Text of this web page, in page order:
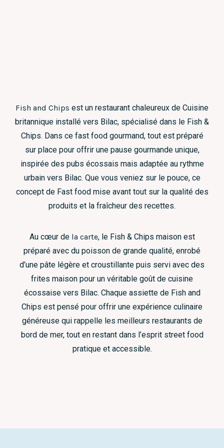
Fish and Chips est un restaurant chaleureux de Cuisine
britannique installé vers Bilac, spécialisé dans le Fish &
Chips. Dans ce fast food gourmand, tout est préparé
sur place pour offrir une pause gourmande unique,
inspirée des pubs écossais mais adaptée au rythme
urbain vers Bilac. Que vous veniez sur le pouce, ce
concept de Fast food mise avant tout sur la qualité des
produits et la fraîcheur des recettes.
Au cœur de la carte, le Fish & Chips maison est
préparé avec du poisson de grande qualité, enrobé
d’une pâte légère et croustillante puis servi avec des
frites maison pour un véritable goût de cuisine
écossaise vers Bilac. Chaque assiette de Fish and
Chips est pensé pour offrir une expérience culinaire
généreuse qui rappelle les meilleurs restaurants de
bord de mer, tout en restant dans l’esprit street food
pratique et accessible.